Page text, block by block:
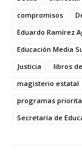
compromisos
Eduardo Ramírez
Educación Media
Justicia
libros
magisterio estatal
programas
Secretaría de